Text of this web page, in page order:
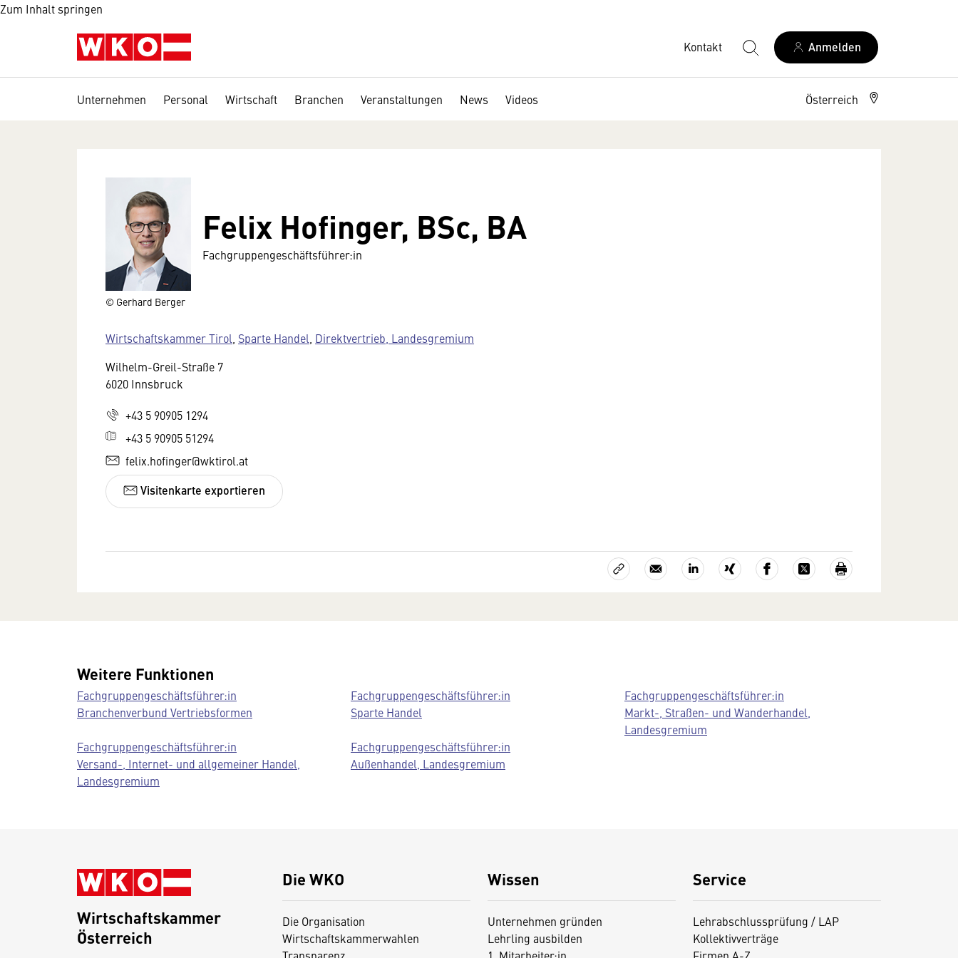
Zum Inhalt springen
Kontakt Anmelden
Unternehmen Personal Wirtschaft Branchen Veranstaltungen News Videos Österreich
© Gerhard Berger
Felix Hofinger, BSc, BA
Fachgruppengeschäftsführer:in
Wirtschaftskammer Tirol Sparte Handel Direktvertrieb, Landesgremium
Wilhelm-Greil-Straße 7
6020 Innsbruck
+43 5 90905 1294
+43 5 90905 51294
felix.hofinger@wktirol.at
Visitenkarte exportieren
Weitere Funktionen
Fachgruppengeschäftsführer:in
Branchenverbund Vertriebsformen
Fachgruppengeschäftsführer:in
Sparte Handel
Fachgruppengeschäftsführer:in
Markt-, Straßen- und Wanderhandel,
Landesgremium
Fachgruppengeschäftsführer:in
Versand-, Internet- und allgemeiner Handel,
Landesgremium
Fachgruppengeschäftsführer:in
Außenhandel, Landesgremium
Die WKO
Die Organisation
Wirtschaftskammerwahlen
Wissen
Unternehmen gründen
Lehrling ausbilden
Service
Lehrabschlussprüfung / LAP
Kollektivverträge
Wirtschaftskammer
Österreich